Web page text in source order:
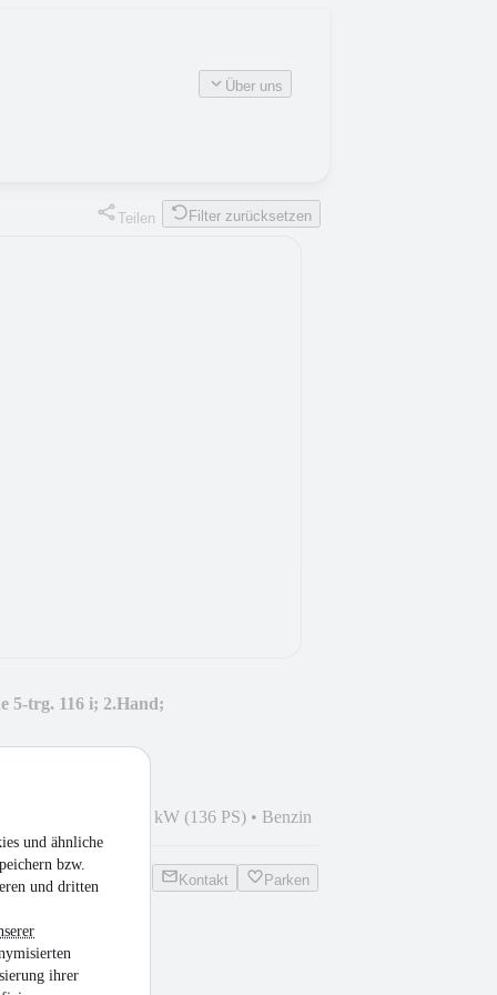
und ähnliche
bzw.
und dritten
ihrer
Über uns
Teilen Filter zurücksetzen
5-trg. 116 i; 2.Hand;
100 kW (136 PS) • Benzin
Kontakt Parken
Coupe Premium